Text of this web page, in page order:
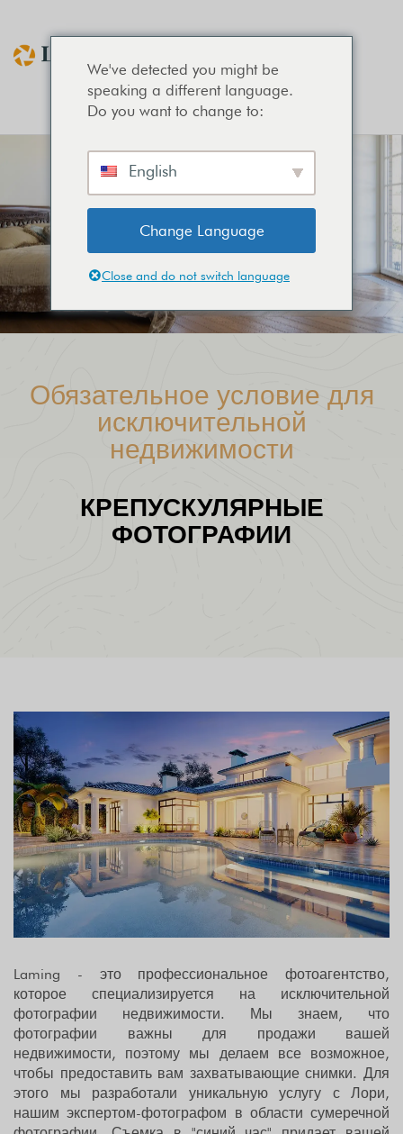
Обязательное условие для
исключительной
недвижимости
КРЕПУСКУЛЯРНЫЕ
ФОТОГРАФИИ
Laming - это профессиональное фотоагентство,
которое специализируется на исключительной
фотографии недвижимости. Мы знаем, что
фотографии важны для продажи вашей
недвижимости, поэтому мы делаем все возможное,
чтобы предоставить вам захватывающие снимки. Для
этого мы разработали уникальную услугу с Лори,
нашим экспертом-фотографом в области сумеречной
We've detected you might be
speaking a different language.
Do you want to change to:
English
Change Language
Close and do not switch language